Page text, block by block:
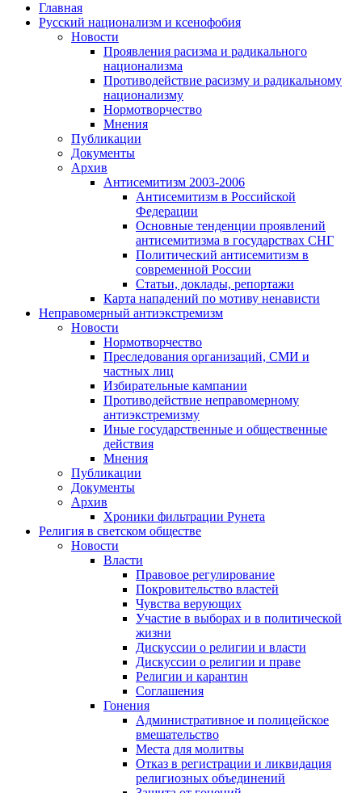
Главная
Русский национализм и ксенофобия
Новости
Проявления расизма и радикального
национализма
Противодействие расизму и радикальному
национализму
Нормотворчество
Мнения
Публикации
Документы
Архив
Антисемитизм 2003-2006
Антисемитизм в Российской
Федерации
Основные тенденции проявлений
антисемитизма в государствах СНГ
Политический антисемитизм в
современной России
Статьи, доклады, репортажи
Карта нападений по мотиву ненависти
Неправомерный антиэкстремизм
Новости
Нормотворчество
Преследования организаций, СМИ и
частных лиц
Избирательные кампании
Противодействие неправомерному
антиэкстремизму
Иные государственные и общественные
действия
Мнения
Публикации
Документы
Архив
Хроники фильтрации Рунета
Религия в светском обществе
Новости
Власти
Правовое регулирование
Покровительство властей
Чувства верующих
Участие в выборах и в политической
жизни
Дискуссии о религии и власти
Дискуссии о религии и праве
Религии и карантин
Соглашения
Гонения
Административное и полицейское
вмешательство
Места для молитвы
Отказ в регистрации и ликвидация
религиозных объединений